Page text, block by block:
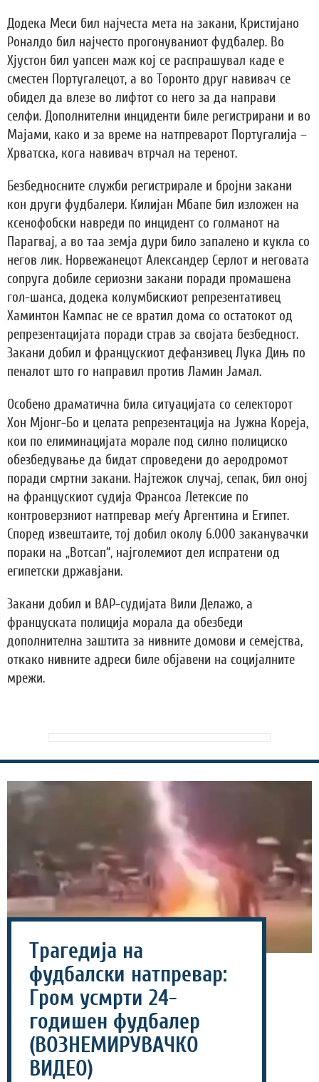
Додека Меси бил најчеста мета на закани, Кристијано
Роналдо бил најчесто прогонуваниот фудбалер. Во
Хјустон бил уапсен маж кој се распрашувал каде е
сместен Португалецот, а во Торонто друг навивач се
обидел да влезе во лифтот со него за да направи
селфи. Дополнителни инциденти биле регистрирани и во
Мајами, како и за време на натпреварот Португалија –
Хрватска, кога навивач втрчал на теренот.
Безбедносните служби регистрирале и бројни закани
кон други фудбалери. Килијан Мбапе бил изложен на
ксенофобски навреди по инцидент со голманот на
Парагвај, а во таа земја дури било запалено и кукла со
негов лик. Норвежанецот Александер Серлот и неговата
сопруга добиле сериозни закани поради промашена
гол-шанса, додека колумбискиот репрезентативец
Хаминтон Кампас не се вратил дома со остатокот од
репрезентацијата поради страв за својата безбедност.
Закани добил и францускиот дефанзивец Лука Дињ по
пеналот што го направил против Ламин Јамал.
Особено драматична била ситуацијата со селекторот
Хон Мјонг-Бо и целата репрезентација на Јужна Кореја,
кои по елиминацијата морале под силно полициско
обезбедување да бидат спроведени до аеродромот
поради смртни закани. Најтежок случај, сепак, бил оној
на францускиот судија Франсоа Летексие по
контроверзниот натпревар меѓу Аргентина и Египет.
Според извештаите, тој добил околу 6.000 заканувачки
пораки на „Вотсап“, најголемиот дел испратени од
египетски државјани.
Закани добил и ВАР-судијата Вили Делажо, а
француската полиција морала да обезбеди
дополнителна заштита за нивните домови и семејства,
откако нивните адреси биле објавени на социјалните
мрежи.
Трагедија на
фудбалски натпревар:
Гром усмрти 24-
годишен фудбалер
(ВОЗНЕМИРУВАЧКО
ВИДЕО)